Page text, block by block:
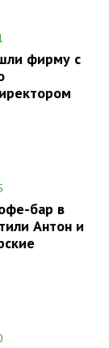
фирму с
бар в
Антон и